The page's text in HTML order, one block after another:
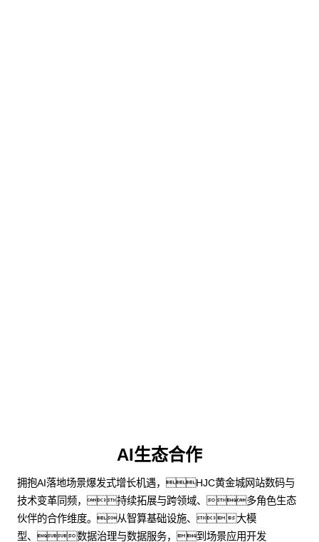
AI生态合作
拥抱AI落地场景爆发式增长机遇，HJC黄金城网站数码与
技术变革同频，持续拓展与跨领域、多角色生态
伙伴的合作维度。从智算基础设施、大模
型、数据治理与数据服务，到场景应用开发